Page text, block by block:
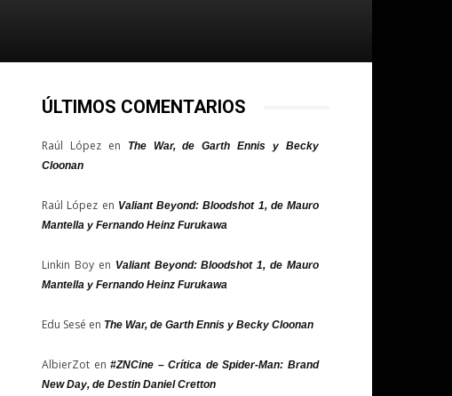
ÚLTIMOS COMENTARIOS
Raúl Lópezen
The War, de Garth Ennis y Becky
Cloonan
Raúl López en Valiant Beyond: Bloodshot 1, de Mauro
Mantella y Fernando Heinz Furukawa
Linkin Boyen Valiant Beyond: Bloodshot 1, de Mauro
Mantella y Fernando Heinz Furukawa
Edu Sesé en The War, de Garth Ennis y Becky Cloonan
AlbierZot en#ZNCine – Crítica de Spider-Man: Brand
New Day, de Destin Daniel Cretton